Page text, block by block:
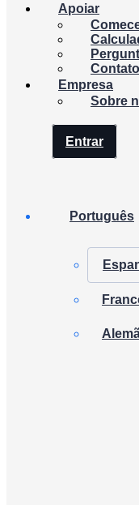
Apoiar
Contato
Empresa
Sobre
Entrar
Português